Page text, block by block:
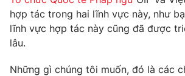
VTV Sức khoẻ Bất động
hợp tác trong hai lĩnh vực này, như
lĩnh vực hợp tác này cũng đã được
lâu.
Những gì chúng tôi muốn, đó là các